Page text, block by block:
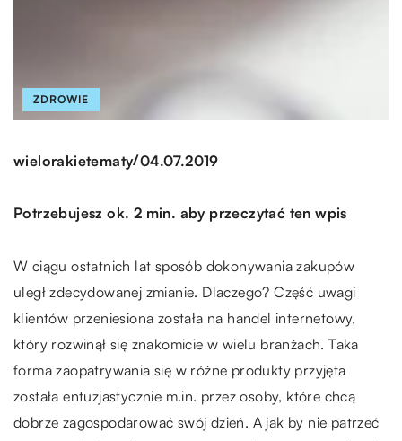
ZDROWIE
wielorakietematy/04.07.2019
Potrzebujesz ok. 2 min. aby przeczytać ten wpis
W ciągu ostatnich lat sposób dokonywania zakupów
uległ zdecydowanej zmianie. Dlaczego? Część uwagi
klientów przeniesiona została na handel internetowy,
który rozwinął się znakomicie w wielu branżach. Taka
forma zaopatrywania się w różne produkty przyjęta
została entuzjastycznie m.in. przez osoby, które chcą
dobrze zagospodarować swój dzień. A jak by nie patrzeć